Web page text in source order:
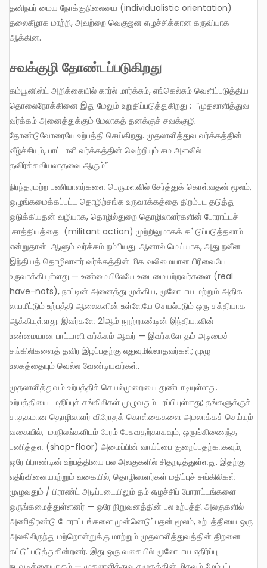
தனிநபர் மைய நோக்குநிலையை (individualistic orientation)
தலைகீழாக மாற்றி, அவற்றை வெகுஜன எழுச்சிக்கான கருவியாக
ஆக்கின.
சவக்குழி தோண்டப்படுகிறது
கம்யூனிஸ்ட் அறிக்கையில் கார்ல் மார்க்சும், எங்கெல்சும் வெளிப்படுத்திய
தொலைநோக்கினை இது மேலும் உறுதிப்படுத்துகிறது : “முதலாளித்துவ
வர்க்கம் அனைத்துக்கும் மேலாகத் தனக்குச் சவக்குழி
தோண்டுவோரையே உற்பத்தி செய்கிறது. முதலாளித்துவ வர்க்கத்தின்
வீழ்ச்சியும், பாட்டாளி வர்க்கத்தின் வெற்றியும் சம அளவில்
தவிர்க்கவியலாதவை ஆகும்”
நிரந்தரமற்ற பணியாளர்களை பெருமளவில் சேர்த்துக் கொள்வதன் மூலம்,
ஒழுங்கமைக்கப்பட்ட தொழிற்சங்க உருவாக்கத்தை திறம்பட தடுத்து
ஒடுக்கியதன் வழியாக, தொழில்துறை தொழிலாளர்களின் போராட்டச்
சாத்தியத்தை (militant action) முற்றிலுமாகக் கட்டுப்படுத்தலாம்
என்றுதான் ஆளும் வர்க்கம் நம்பியது. ஆனால் மெய்யாக, அது நவீன
இந்தியத் தொழிலாளர் வர்க்கத்தின் மிக வலிமையான பிரிவையே
உருவாக்கியுள்ளது — உண்மையிலேயே உடைமையற்றவர்களை (real
have-nots), நாட்டின் அனைத்து முக்கிய, மூலோபாய மற்றும் அதிக
லாபமீட்டும் உற்பத்தி ஆலைகளின் உள்ளேயே செயல்படும் ஒரு சக்தியாக
ஆக்கியுள்ளது. இவர்களே 21ஆம் நூற்றாண்டின் இந்தியாவின்
உண்மையான பாட்டாளி வர்க்கம் ஆவர் — இவர்களே தம் அடிமைச்
சங்கிலிகளைத் தவிர இழப்பதற்கு எதுவுமில்லாதவர்கள்; முழு
உலகத்தையும் வெல்ல வேண்டியவர்கள்.
முதலாளித்துவம் உற்பத்திச் செயல்முறையை துண்டாடியுள்ளது.
உற்பத்தியை மதிப்புச் சங்கிலிகள் முழுவதும் பரப்பியுள்ளது; தங்களுக்குச்
சாதகமான தொழிலாளர் விரோதக் கொள்கைகளை அமலாக்கச் செய்யும்
வகையில், மாநிலங்களிடம் பேரம் பேசுவதற்காகவும், ஒருங்கிணைந்த
பணித்தள (shop-floor) அமைப்பின் வாய்ப்பை குறைப்பதற்காகவும்,
ஒரே பிராண்டின் உற்பத்தியை பல அலகுகளில் சிதறடித்துள்ளது. இதற்கு
எதிர்வினையாற்றும் வகையில், தொழிலாளர்கள் மதிப்புச் சங்கிலிகள்
முழுவதும் / பிராண்ட் அடிப்படையிலும் தம் எழுச்சிப் போராட்டங்களை
ஒருங்கமைத்துள்ளனர் — ஒரே நிறுவனத்தின் பல உற்பத்தி அலகுகளில்
அணிதிரண்டு போராட்டங்களை முன்னெடுப்பதன் மூலம், உற்பத்தியை ஒரு
அலகிலிருந்து மற்றொன்றுக்கு மாற்றும் முதலாளித்துவத்தின் திறனை
கட்டுப்படுத்துகின்றனர். இது ஒரு வகையில் மூலோபாய எதிர்ப்பு